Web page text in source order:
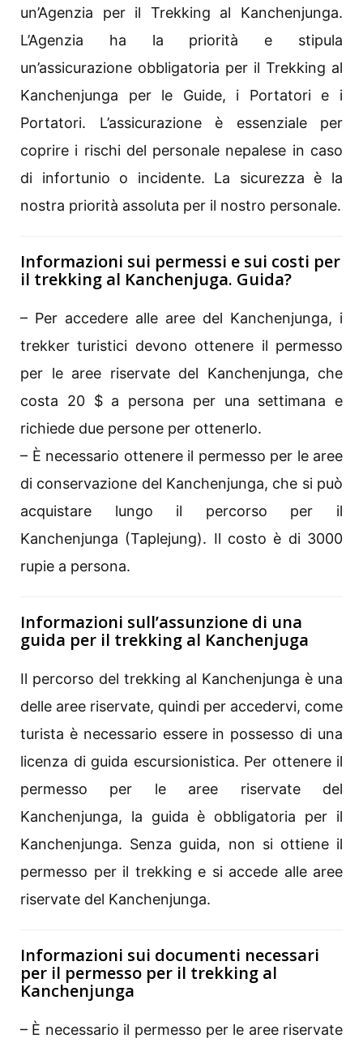
un’Agenzia per il Trekking al Kanchenjunga.
L’Agenzia ha la priorità e stipula
un’assicurazione obbligatoria per il Trekking al
Kanchenjunga per le Guide, i Portatori e i
Portatori. L’assicurazione è essenziale per
coprire i rischi del personale nepalese in caso
di infortunio o incidente. La sicurezza è la
nostra priorità assoluta per il nostro personale.
Informazioni sui permessi e sui costi per
il trekking al Kanchenjuga. Guida?
– Per accedere alle aree del Kanchenjunga, i
trekker turistici devono ottenere il permesso
per le aree riservate del Kanchenjunga, che
costa 20 $ a persona per una settimana e
richiede due persone per ottenerlo.
– È necessario ottenere il permesso per le aree
di conservazione del Kanchenjunga, che si può
acquistare lungo il percorso per il
Kanchenjunga (Taplejung). Il costo è di 3000
rupie a persona.
Informazioni sull’assunzione di una
guida per il trekking al Kanchenjuga
Il percorso del trekking al Kanchenjunga è una
delle aree riservate, quindi per accedervi, come
turista è necessario essere in possesso di una
licenza di guida escursionistica. Per ottenere il
permesso per le aree riservate del
Kanchenjunga, la guida è obbligatoria per il
Kanchenjunga. Senza guida, non si ottiene il
permesso per il trekking e si accede alle aree
riservate del Kanchenjunga.
Informazioni sui documenti necessari
per il permesso per il trekking al
Kanchenjunga
– È necessario il permesso per le aree riservate